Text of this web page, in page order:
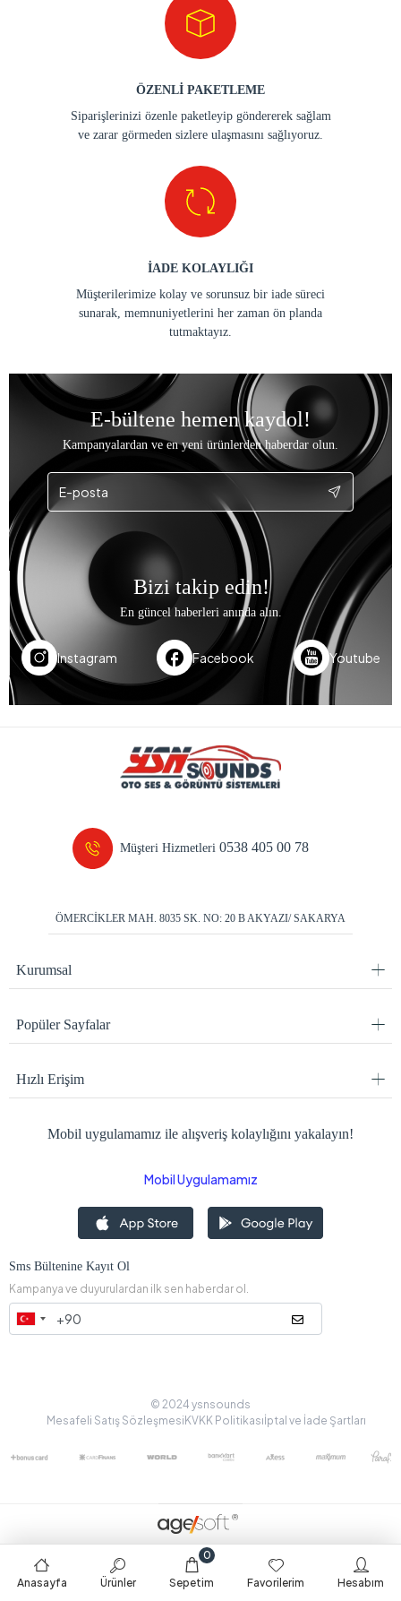
ÖZENLİ PAKETLEME
Siparişlerinizi özenle paketleyip göndererek sağlam
ve zarar görmeden sizlere ulaşmasını sağlıyoruz.
İADE KOLAYLIĞI
Müşterilerimize kolay ve sorunsuz bir iade süreci
sunarak, memnuniyetlerini her zaman ön planda
tutmaktayız.
E-bültene hemen kaydol!
Kampanyalardan ve en yeni ürünlerden haberdar olun.
Bizi takip edin!
En güncel haberleri anında alın.
Instagram Facebook Youtube
Müşteri Hizmetleri0538 405 00 78
ÖMERCİKLER MAH. 8035 SK. NO: 20 B AKYAZI/ SAKARYA
Kurumsal
Popüler Sayfalar
Hızlı Erişim
Mobil uygulamamız ile alışveriş kolaylığını yakalayın!
Mobil Uygulamamız
Sms Bültenine Kayıt Ol
Kampanya ve duyurulardan ilk sen haberdar ol.
© 2024 ysnsounds
Mesafeli Satış SözleşmesiKVKK Politikasıİptal ve İade Şartları
Anasayfa Ürünler Sepetim
0
Favorilerim Hesabım